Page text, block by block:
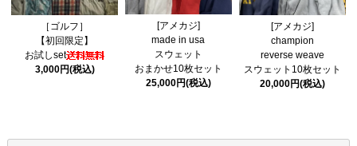
［ゴルフ］
【初回限定】
お試しset
3,000円(税込)
[アメカジ]
made in usa
スウェット
おまかせ10枚セット
25,000円(税込)
[アメカジ]
champion
reverse weave
スウェット10枚セット
20,000円(税込)